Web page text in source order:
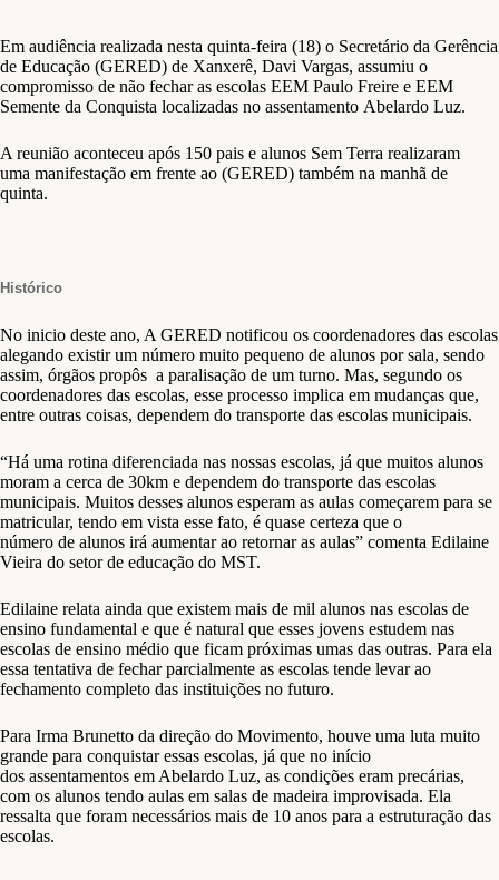
Em audiência realizada nesta quinta-feira (18) o Secretário da Gerência
de Educação (GERED) de Xanxerê, Davi Vargas, assumiu o
compromisso de não fechar as escolas EEM Paulo Freire e EEM
Semente da Conquista localizadas no assentamento Abelardo Luz.
A reunião aconteceu após 150 pais e alunos Sem Terra realizaram
uma manifestação em frente ao (GERED) também na manhã de
quinta.
Histórico
No inicio deste ano, A GERED notificou os coordenadores das escolas
alegando existir um número muito pequeno de alunos por sala, sendo
assim, órgãos propôs a paralisação de um turno. Mas, segundo os
coordenadores das escolas, esse processo implica em mudanças que,
entre outras coisas, dependem do transporte das escolas municipais.
“Há uma rotina diferenciada nas nossas escolas, já que muitos alunos
moram a cerca de 30km e dependem do transporte das escolas
municipais. Muitos desses alunos esperam as aulas começarem para se
matricular, tendo em vista esse fato, é quase certeza que o
número de alunos irá aumentar ao retornar as aulas” comenta Edilaine
Vieira do setor de educação do MST.
Edilaine relata ainda que existem mais de mil alunos nas escolas de
ensino fundamental e que é natural que esses jovens estudem nas
escolas de ensino médio que ficam próximas umas das outras. Para ela
essa tentativa de fechar parcialmente as escolas tende levar ao
fechamento completo das instituições no futuro.
Para Irma Brunetto da direção do Movimento, houve uma luta muito
grande para conquistar essas escolas, já que no início
dos assentamentos em Abelardo Luz, as condições eram precárias,
com os alunos tendo aulas em salas de madeira improvisada. Ela
ressalta que foram necessários mais de 10 anos para a estruturação das
escolas.